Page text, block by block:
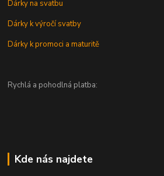
Dárky na svatbu
Dárky k výročí svatby
Dárky k promoci a maturitě
Rychlá a pohodlná platba:
Kde nás najdete